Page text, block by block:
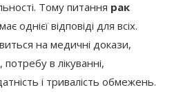
Тому питання рак
однієї відповіді для всіх.
на медичні докази,
в лікуванні,
і тривалість обмежень.